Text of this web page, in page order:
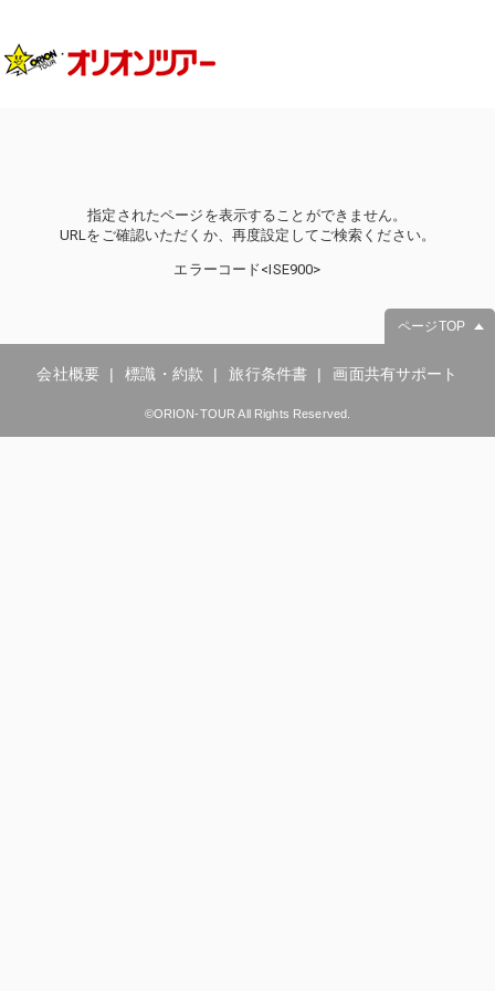
指定されたページを表示することができません。
URLをご確認いただくか、再度設定してご検索ください。
エラーコード<ISE900>
ページTOP
会社概要 標識・約款 旅行条件書 画面共有サポート
©ORION-TOUR All Rights Reserved.